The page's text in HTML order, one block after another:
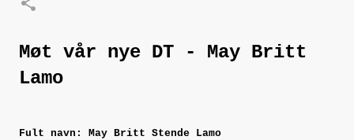
Møt vår nye DT - May Britt
Lamo
Fult navn: May Britt Stende Lamo